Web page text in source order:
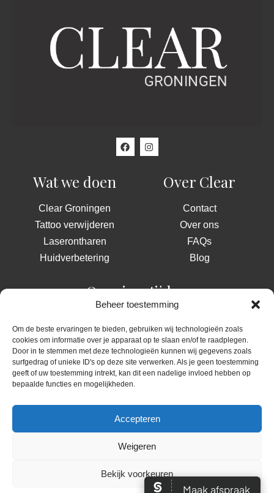
Beheer toestemming
Om de beste ervaringen te bieden, gebruiken wij technologieën zoals
cookies om informatie over je apparaat op te slaan en/of te raadplegen.
Door in te stemmen met deze technologieën kunnen wij gegevens zoals
surfgedrag of unieke ID's op deze site verwerken. Als je geen toestemming
geeft of uw toestemming intrekt, kan dit een nadelige invloed hebben op
bepaalde functies en mogelijkheden.
Accepteren
Weigeren
Bekijk voorkeuren
Wat we doen
Clear Groningen
Tattoo verwijderen
Laserontharen
Huidverbetering
Over Clear
Contact
Over ons
FAQs
Blog
Openingstijden
Di - Wo: 09:00 - 17:30
Do: 13:00 - 21:00
Vrij: 09:00 - 17:00
Zat - Zon: Gesloten
Algemene voorwaarden